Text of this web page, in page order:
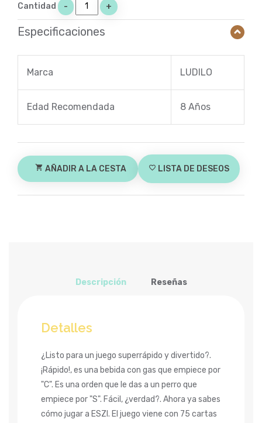
Cantidad - +
Especificaciones
Marca LUDILO
Edad Recomendada 8 Años
shopping_cart AÑADIR A LA CESTA favorite_border LISTA DE DESEOS
Descripción Reseñas
Detalles
¿Listo para un juego superrápido y divertido?.
¡Rápido!, es una bebida con gas que empiece por
"C". Es una orden que le das a un perro que
empiece por "S". Fácil, ¿verdad?. Ahora ya sabes
cómo jugar a ESZI. El juego viene con 75 cartas